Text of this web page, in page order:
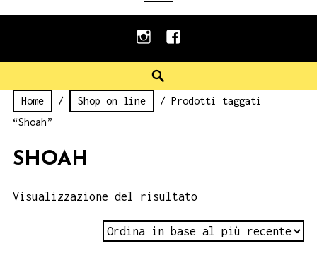
instagramfacebook
Home / Shop on line
/ Prodotti taggati
“Shoah”
SHOAH
Visualizzazione del risultato